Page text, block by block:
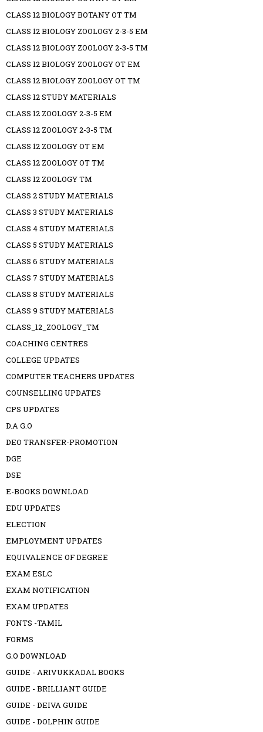
CLASS 12 BIOLOGY BOTANY OT TM
CLASS 12 BIOLOGY ZOOLOGY 2-3-5 EM
CLASS 12 BIOLOGY ZOOLOGY 2-3-5 TM
CLASS 12 BIOLOGY ZOOLOGY OT EM
CLASS 12 BIOLOGY ZOOLOGY OT TM
CLASS 12 STUDY MATERIALS
CLASS 12 ZOOLOGY 2-3-5 EM
CLASS 12 ZOOLOGY 2-3-5 TM
CLASS 12 ZOOLOGY OT EM
CLASS 12 ZOOLOGY OT TM
CLASS 12 ZOOLOGY TM
CLASS 2 STUDY MATERIALS
CLASS 3 STUDY MATERIALS
CLASS 4 STUDY MATERIALS
CLASS 5 STUDY MATERIALS
CLASS 6 STUDY MATERIALS
CLASS 7 STUDY MATERIALS
CLASS 8 STUDY MATERIALS
CLASS 9 STUDY MATERIALS
CLASS_12_ZOOLOGY_TM
COACHING CENTRES
COLLEGE UPDATES
COMPUTER TEACHERS UPDATES
COUNSELLING UPDATES
CPS UPDATES
D.A G.O
DEO TRANSFER-PROMOTION
DGE
DSE
E-BOOKS DOWNLOAD
EDU UPDATES
ELECTION
EMPLOYMENT UPDATES
EQUIVALENCE OF DEGREE
EXAM ESLC
EXAM NOTIFICATION
EXAM UPDATES
FONTS -TAMIL
FORMS
G.O DOWNLOAD
GUIDE - ARIVUKKADAL BOOKS
GUIDE - BRILLIANT GUIDE
GUIDE - DEIVA GUIDE
GUIDE - DOLPHIN GUIDE